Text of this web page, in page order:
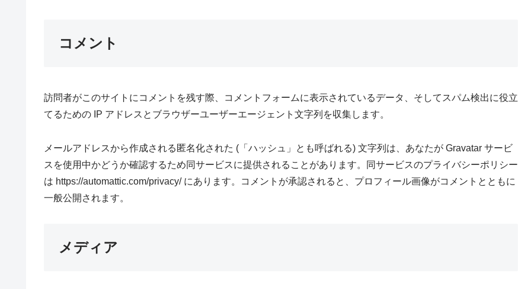
コメント
訪問者がこのサイトにコメントを残す際、コメントフォームに表示されているデータ、そしてスパム検出に役立
てるための IP アドレスとブラウザーユーザーエージェント文字列を収集します。
メールアドレスから作成される匿名化された (「ハッシュ」とも呼ばれる) 文字列は、あなたが Gravatar サービ
スを使用中かどうか確認するため同サービスに提供されることがあります。同サービスのプライバシーポリシー
は https://automattic.com/privacy/ にあります。コメントが承認されると、プロフィール画像がコメントとともに
一般公開されます。
メディア